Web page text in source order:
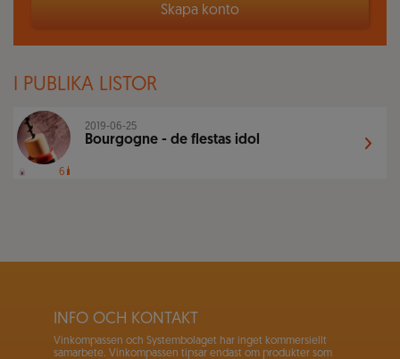
Skapa konto
I PUBLIKA LISTOR
6
2019-06-25
Bourgogne - de flestas idol
INFO OCH KONTAKT
Vinkompassen och Systembolaget har inget kommersiellt
samarbete. Vinkompassen tipsar endast om produkter som